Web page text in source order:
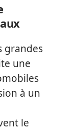
grandes
une
à un
le